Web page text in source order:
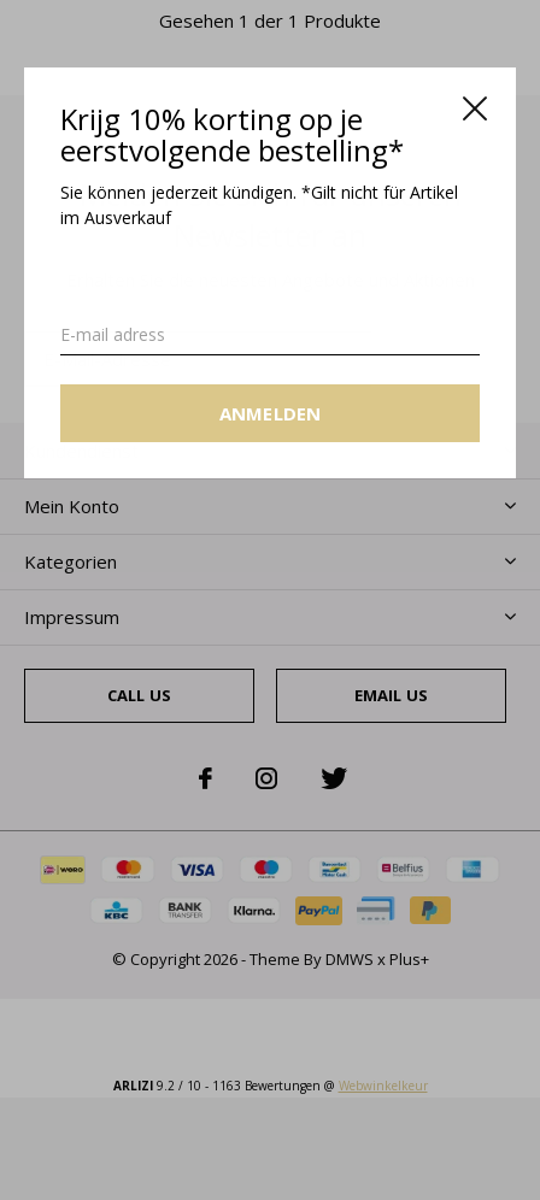
Krijg 10% korting op je
eerstvolgende bestelling*
Sie können jederzeit kündigen. *Gilt nicht für Artikel
im Ausverkauf
ANMELDEN
Gesehen 1 der 1 Produkte
Melden Sie sich für unseren
ANMELDEN
Kundendienst
Mein Konto
Kategorien
Impressum
CALL US EMAIL US
© Copyright2026- Theme ByDMWS x Plus+
ARLIZI9.2 / 10 - 1163 Bewertungen @ Webwinkelkeur